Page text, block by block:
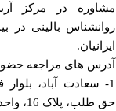
روانشناس بالینی در
ایرانیان.
آدرس های مراجعه
1- سعادت آباد،
حق طلب، پلاک 16، واحد 2